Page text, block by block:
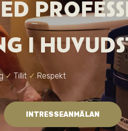
I
✓ Tillit ✓ Respekt
INTRESSEANMÄLAN